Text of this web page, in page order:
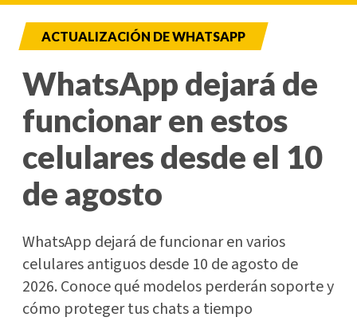
ACTUALIZACIÓN DE WHATSAPP
WhatsApp dejará de
funcionar en estos
celulares desde el 10
de agosto
WhatsApp dejará de funcionar en varios
celulares antiguos desde 10 de agosto de
2026. Conoce qué modelos perderán soporte y
cómo proteger tus chats a tiempo